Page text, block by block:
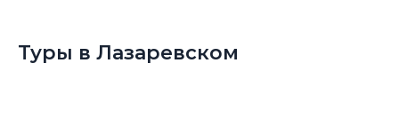
Туры в Лазаревском